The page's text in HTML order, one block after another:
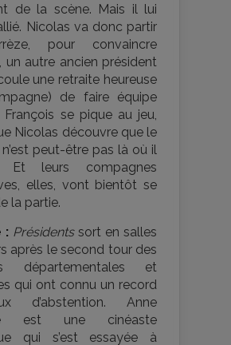
de la scène. Mais il lui
Nicolas va donc partir
pour convaincre
un autre ancien président
une retraite heureuse
de faire équipe
François se pique au jeu,
Nicolas découvre que le
peut-être pas là où il
Et leurs compagnes
elles, vont bientôt se
la partie.
: Présidentssort en salles
après le second tour des
départementales et
qui ont connu un record
d’abstention. Anne
est une cinéaste
qui s’est essayée à